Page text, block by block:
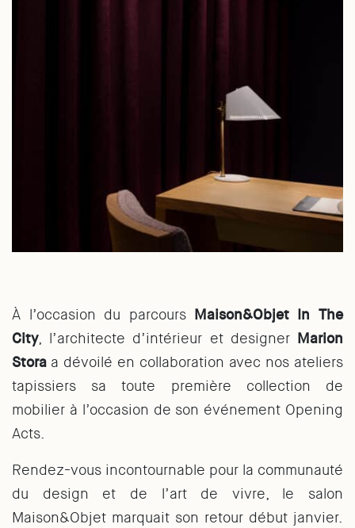
À l’occasion du parcours Maison&Objet In The
City, l’architecte d’intérieur et designer Marion
Stora a dévoilé en collaboration avec nos ateliers
tapissiers sa toute première collection de
mobilier à l’occasion de son événement Opening
Acts.
Rendez-vous incontournable pour la communauté
du design et de l’art de vivre, le salon
Maison&Objet marquait son retour début janvier.